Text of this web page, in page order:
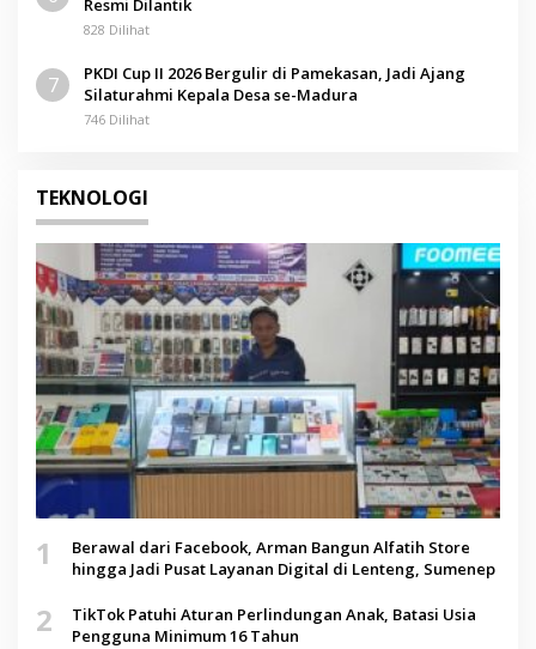
Resmi Dilantik
828 Dilihat
7
PKDI Cup II 2026 Bergulir di Pamekasan, Jadi Ajang
Silaturahmi Kepala Desa se-Madura
746 Dilihat
TEKNOLOGI
1
Berawal dari Facebook, Arman Bangun Alfatih Store
hingga Jadi Pusat Layanan Digital di Lenteng, Sumenep
2
TikTok Patuhi Aturan Perlindungan Anak, Batasi Usia
Pengguna Minimum 16 Tahun